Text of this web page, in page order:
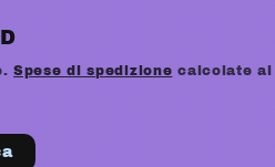
g
Spese di spedizione calcolate al